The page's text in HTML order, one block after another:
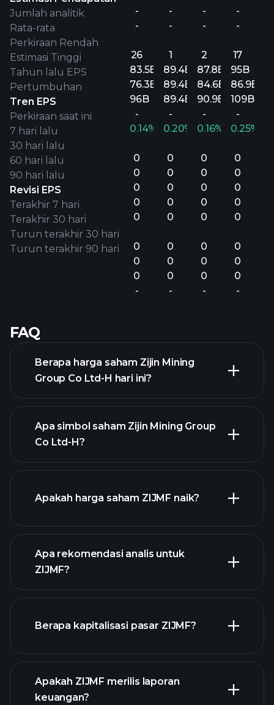
Jumlah analitik
Rata-rata
Perkiraan Rendah
Estimasi Tinggi
Tahun lalu EPS
Pertumbuhan
Tren EPS
Perkiraan saat ini
7 hari lalu
30 hari lalu
60 hari lalu
90 hari lalu
Revisi EPS
Terakhir 7 hari
Terakhir 30 hari
Turun terakhir 30 hari
Turun terakhir 90 hari
-
-
26
83.5B
76.3B
96B
-
0.14%
0
0
0
0
0
0
0
0
-
-
-
1
89.4B
89.4B
89.4B
-
0.20%
0
0
0
0
0
0
0
0
-
-
-
2
87.8B
84.6B
90.9B
-
0.16%
0
0
0
0
0
0
0
0
-
-
-
17
95B
86.9B
109B
-
0.25%
0
0
0
0
0
0
0
0
-
FAQ
Berapa harga saham Zijin Mining
Group Co Ltd-H hari ini?
Apa simbol saham Zijin Mining Group
Co Ltd-H?
Apakah harga saham ZIJMF naik?
Apa rekomendasi analis untuk
ZIJMF?
Berapa kapitalisasi pasar ZIJMF?
daftar saham kami
Apakah ZIJMF merilis laporan
keuangan?